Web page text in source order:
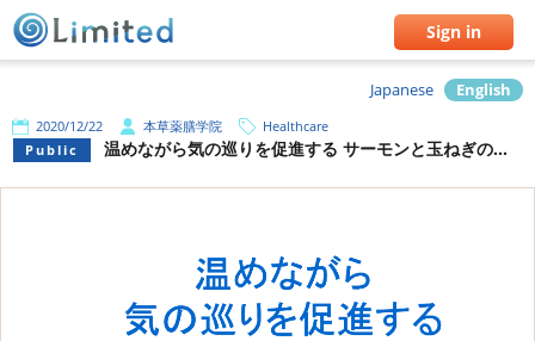
Sign in
Japanese English
2020/12/22 本草薬膳学院
Healthcare
Public
温めながら気の巡りを促進する サーモンと玉ねぎのマリネ